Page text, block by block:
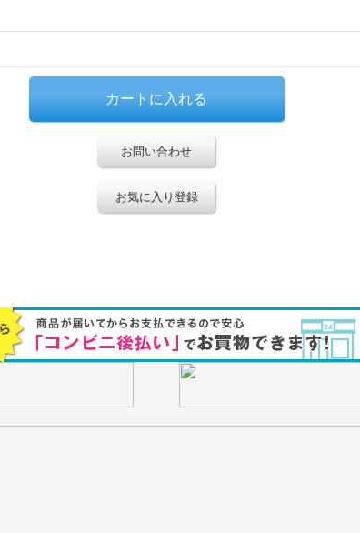
お問い合わせ
お気に入り登録